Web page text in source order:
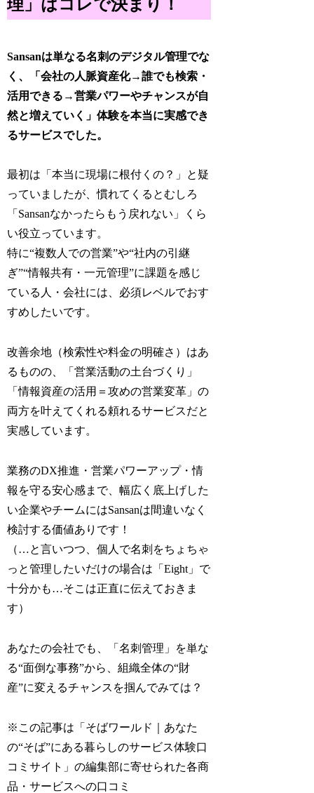
理」はコレで決まり！
Sansanは単なる名刺のデジタル管理でな
く、「会社の人脈資産化→誰でも検索・
活用できる→営業パワーやチャンスが自
然と増えていく」体験を本当に実感でき
るサービスでした。
最初は「本当に現場に根付くの？」と疑
っていましたが、慣れてくるとむしろ
「Sansanなかったらもう戻れない」くら
い役立っています。
特に“複数人での営業”や“社内の引継
ぎ”“情報共有・一元管理”に課題を感じ
ている人・会社には、必須レベルでおす
すめしたいです。
改善余地（検索性や料金の明確さ）はあ
るものの、「営業活動の土台づくり」
「情報資産の活用＝攻めの営業変革」の
両方を叶えてくれる頼れるサービスだと
実感しています。
業務のDX推進・営業パワーアップ・情
報を守る安心感まで、幅広く底上げした
い企業やチームにはSansanは間違いなく
検討する価値ありです！
（…と言いつつ、個人で名刺をちょちゃ
っと管理したいだけの場合は「Eight」で
十分かも…そこは正直に伝えておきま
す）
あなたの会社でも、「名刺管理」を単な
る“面倒な事務”から、組織全体の“財
産”に変えるチャンスを掴んでみては？
※この記事は「そばワールド｜あなた
の“そば”にある暮らしのサービス体験口
コミサイト」の編集部に寄せられた各商
品・サービスへの口コミ